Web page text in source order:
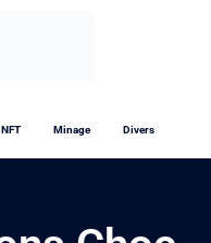
NFT Minage Divers